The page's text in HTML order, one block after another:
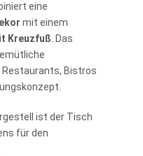
eine
mit einem
Kreuzfuß. Das
Bistros
ist der Tisch
für den